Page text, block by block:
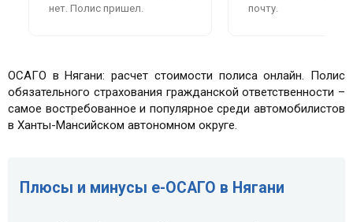
нет. Полис пришел.
почту.
ОСАГО в Нягани: расчет стоимости полиса онлайн. Полис
обязательного страхования гражданской ответственности –
самое востребованное и популярное среди автомобилистов
в Ханты-Мансийском автономном округе.
Плюсы и минусы e-ОСАГО в Нягани